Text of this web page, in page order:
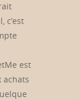
c’est
est
achats